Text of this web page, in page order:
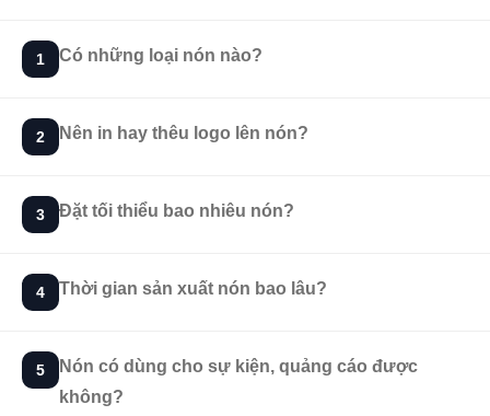
1 Có những loại nón nào?
2 Nên in hay thêu logo lên nón?
3 Đặt tối thiểu bao nhiêu nón?
4 Thời gian sản xuất nón bao lâu?
5
Nón có dùng cho sự kiện, quảng cáo được
không?